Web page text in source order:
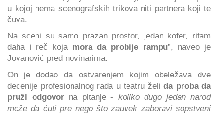
u kojoj nema scenografskih trikova niti partnera koji te
čuva.
Na sceni su samo prazan prostor, jedan kofer, ritam
daha i reč koja mora da probije rampu”, naveo je
Jovanović pred novinarima.
On je dodao da ostvarenjem kojim obeležava dve
decenije profesionalnog rada u teatru želi da proba da
pruži odgovorna pitanje - koliko dugo jedan narod
može da ćuti pre nego što zauvek zaboravi sopstveni